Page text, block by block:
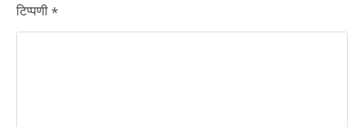
टिप्पणी*